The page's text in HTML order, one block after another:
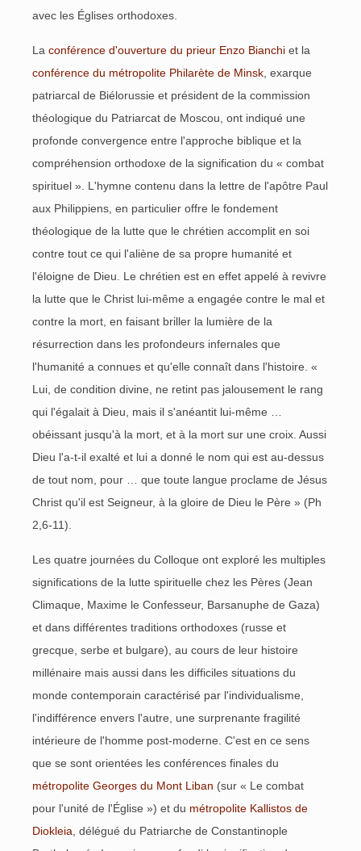
avec les Églises orthodoxes.
La conférence d'ouverture du prieur Enzo Bianchi et la
conférence du métropolite Philarète de Minsk , exarque
patriarcal de Biélorussie et président de la commission
théologique du Patriarcat de Moscou, ont indiqué une
profonde convergence entre l'approche biblique et la
compréhension orthodoxe de la signification du « combat
spirituel ». L'hymne contenu dans la lettre de l'apôtre Paul
aux Philippiens, en particulier offre le fondement
théologique de la lutte que le chrétien accomplit en soi
contre tout ce qui l'aliène de sa propre humanité et
l'éloigne de Dieu. Le chrétien est en effet appelé à revivre
la lutte que le Christ lui-même a engagée contre le mal et
contre la mort, en faisant briller la lumière de la
résurrection dans les profondeurs infernales que
l'humanité a connues et qu'elle connaît dans l'histoire. «
Lui, de condition divine, ne retint pas jalousement le rang
qui l'égalait à Dieu, mais il s'anéantit lui-même …
obéissant jusqu'à la mort, et à la mort sur une croix. Aussi
Dieu l'a-t-il exalté et lui a donné le nom qui est au-dessus
de tout nom, pour … que toute langue proclame de Jésus
Christ qu'il est Seigneur, à la gloire de Dieu le Père » (Ph
2,6-11).
Les quatre journées du Colloque ont exploré les multiples
significations de la lutte spirituelle chez les Pères (Jean
Climaque, Maxime le Confesseur, Barsanuphe de Gaza)
et dans différentes traditions orthodoxes (russe et
grecque, serbe et bulgare), au cours de leur histoire
millénaire mais aussi dans les difficiles situations du
monde contemporain caractérisé par l'individualisme,
l'indifférence envers l'autre, une surprenante fragilité
intérieure de l'homme post-moderne. C'est en ce sens
que se sont orientées les conférences finales du
métropolite Georges du Mont Liban (sur « Le combat
pour l'unité de l'Église ») et du métropolite Kallistos de
Diokleia , délégué du Patriarche de Constantinople